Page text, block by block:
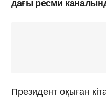
дағы ресми
Президент оқыған